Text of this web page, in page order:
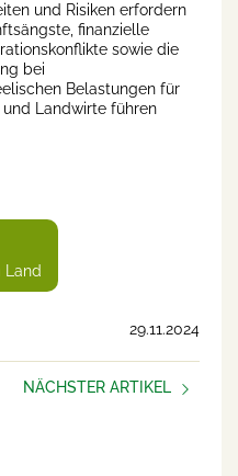
und Risiken erfordern
finanzielle
sowie die
bei
Belastungen für
Landwirte führen
Land
29.11.2024
NÄCHSTER ARTIKEL